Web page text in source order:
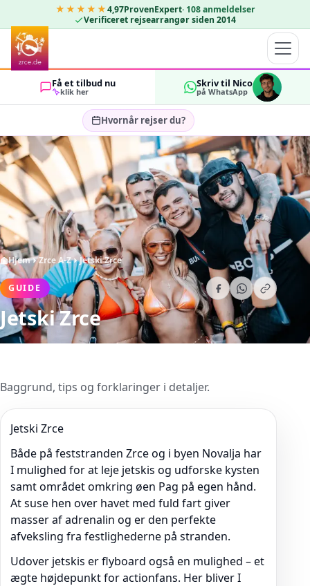
★★★★★4,97ProvenExpert· 108 anmeldelser
Verificeret rejsearrangør siden 2014
Få et tilbud nu
klik her
Skriv til Nico
på WhatsApp
Hvornår rejser du?
Vælg rejsedatoer…
GÆSTER
2 OK
Hjem Zrce A-Z Jetski Zrce
GUIDE
Jetski Zrce
Baggrund, tips og forklaringer i detaljer.
Jetski Zrce
Både på feststranden Zrce og i byen Novalja har
I mulighed for at leje jetskis og udforske kysten
samt området omkring øen Pag på egen hånd.
At suse hen over havet med fuld fart giver
masser af adrenalin og er den perfekte
afveksling fra festlighederne på stranden.
Udover jetskis er flyboard også en mulighed – et
ægte højdepunkt for actionfans. Her bliver I